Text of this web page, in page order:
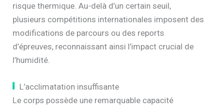
risque thermique. Au-delà d’un certain seuil,
plusieurs compétitions internationales imposent des
modifications de parcours ou des reports
d’épreuves, reconnaissant ainsi l’impact crucial de
l’humidité.
L’acclimatation insuffisante
Le corps possède une remarquable capacité